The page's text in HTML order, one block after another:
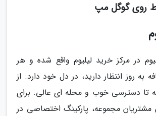
روی گوگل مپ
در مرکز خرید لیلیوم واقع شده و هر
به روز انتظار دارید، در دل خود دارد. از
تا دسترسی خوب و محله ای عالی. برای
مجموعه، پارکینگ اختصاصی در